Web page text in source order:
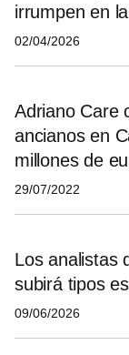
irrumpen en
02/04/2026
Adriano Care
ancianos en
millones de
29/07/2022
Los analistas
subirá tipos
09/06/2026